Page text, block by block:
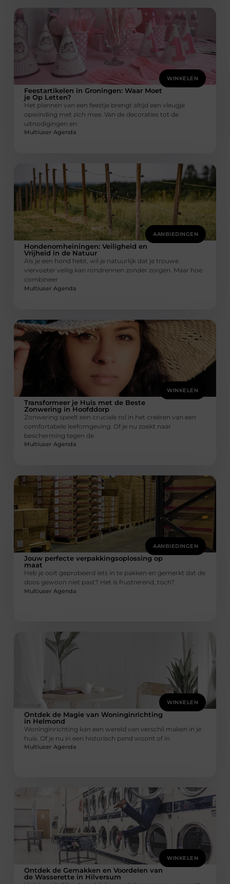
WINKELEN
Feestartikelen in Groningen: Waar Moet
je Op Letten?
Het plannen van een feestje brengt altijd een vleugje
opwinding met zich mee. Van de decoraties tot de
uitnodigingen en
Multiuser Agenda
AANBIEDINGEN
Hondenomheiningen: Veiligheid en
Vrijheid in de Natuur
Als je een hond hebt, wil je natuurlijk dat je trouwe
viervoeter veilig kan rondrennen zonder zorgen. Maar hoe
combineer
Multiuser Agenda
WINKELEN
Transformeer je Huis met de Beste
Zonwering in Hoofddorp
Zonwering speelt een cruciale rol in het creëren van een
comfortabele leefomgeving. Of je nu zoekt naar
bescherming tegen de
Multiuser Agenda
AANBIEDINGEN
Jouw perfecte verpakkingsoplossing op
maat
Heb je ooit geprobeerd iets in te pakken en gemerkt dat de
doos gewoon niet past? Het is frustrerend, toch?
Multiuser Agenda
WINKELEN
Ontdek de Magie van Woninginrichting
in Helmond
Woninginrichting kan een wereld van verschil maken in je
huis. Of je nu in een historisch pand woont of in
Multiuser Agenda
WINKELEN
Ontdek de Gemakken en Voordelen van
de Wasserette in Hilversum